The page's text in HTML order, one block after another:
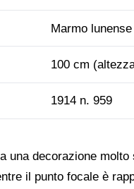
Marmo lunense
100 cm
1914 n. 959
una decorazione
il punto focale è